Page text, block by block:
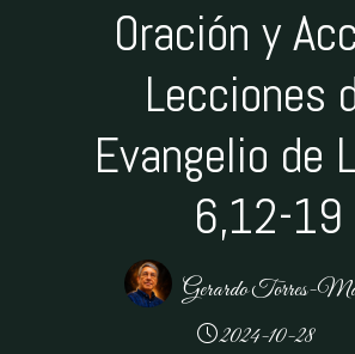
Oración y
Lecciones
Evangelio de
6,12-19
Gerardo Torres-
2024-10-28